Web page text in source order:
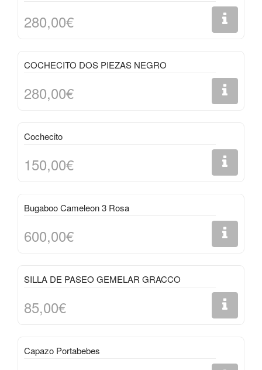
280,00€
COCHECITO DOS PIEZAS NEGRO
280,00€
Cochecito
150,00€
Bugaboo Cameleon 3 Rosa
600,00€
SILLA DE PASEO GEMELAR GRACCO
85,00€
Capazo Portabebes